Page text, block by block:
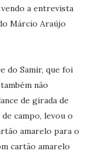
a entrevista
Márcio Araújo
do Samir, que foi
não
de girada de
campo, levou o
amarelo para o
cartão amarelo